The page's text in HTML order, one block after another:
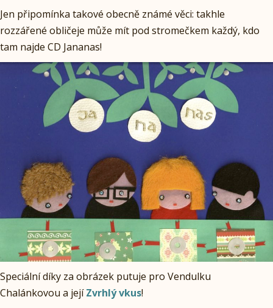
Jen připomínka takové obecně známé věci: takhle
rozzářené obličeje může mít pod stromečkem každý, kdo
tam najde CD Jananas!
Speciální díky za obrázek putuje pro Vendulku
Chalánkovou a jejíZvrhlý vkus!